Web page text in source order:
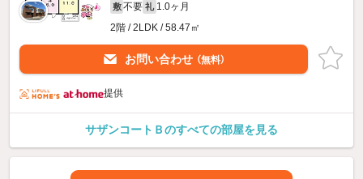
敷 不要 礼 1.0ヶ月
2階 / 2LDK / 58.47㎡
お問い合わせ （無料）
提供
サザンコートＢのすべての部屋を見る